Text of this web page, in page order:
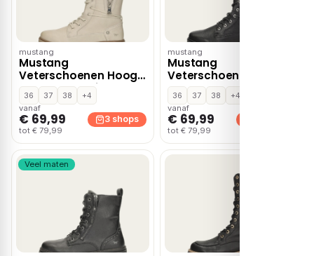
mustang
Mustang
Veterschoenen Hoog
– Gebroken wit
36 37 38
+4
vanaf
€ 69,99
tot € 79,99
3 shops
mustang
Mustang
Veterschoenen Hoog
– Zwart
36 37 38
+4
vanaf
€ 69,99
tot € 79,99
Veel maten